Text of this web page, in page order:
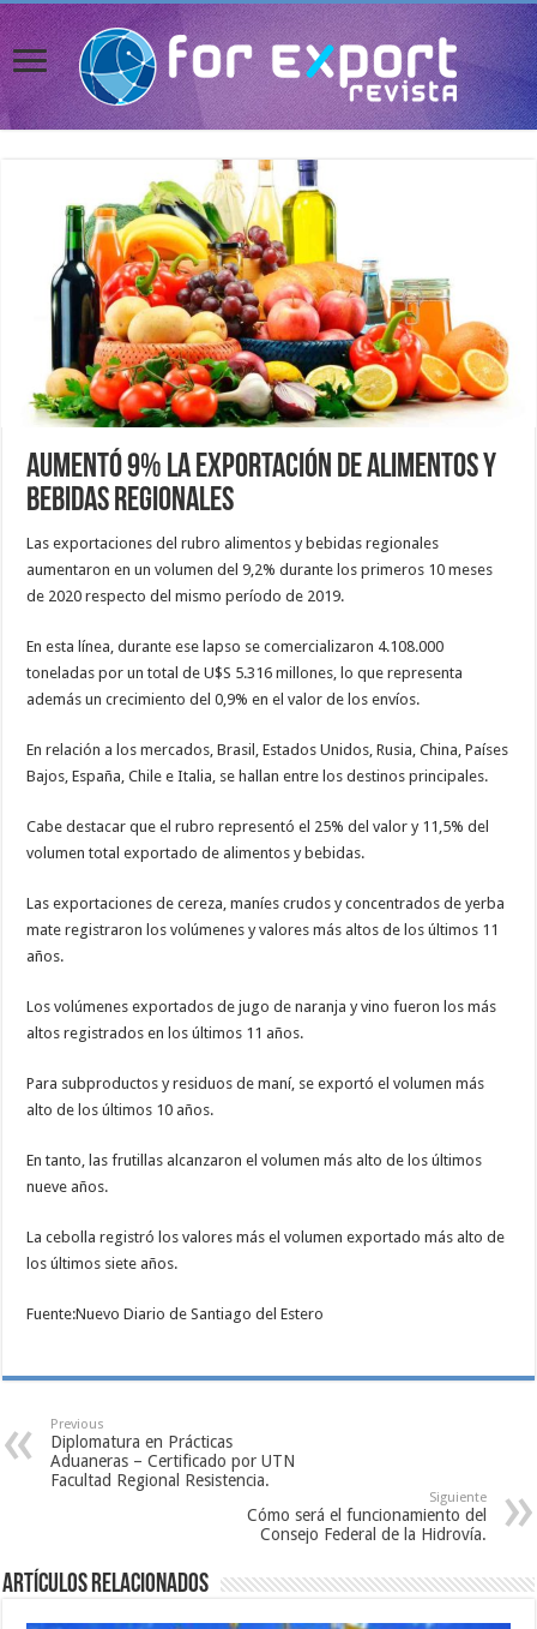
Aumentó 9% la exportación de alimentos y
bebidas regionales
Las exportaciones del rubro alimentos y bebidas regionales
aumentaron en un volumen del 9,2% durante los primeros 10 meses
de 2020 respecto del mismo período de 2019.
En esta línea, durante ese lapso se comercializaron 4.108.000
toneladas por un total de U$S 5.316 millones, lo que representa
además un crecimiento del 0,9% en el valor de los envíos.
En relación a los mercados, Brasil, Estados Unidos, Rusia, China, Países
Bajos, España, Chile e Italia, se hallan entre los destinos principales.
Cabe destacar que el rubro representó el 25% del valor y 11,5% del
volumen total exportado de alimentos y bebidas.
Las exportaciones de cereza, maníes crudos y concentrados de yerba
mate registraron los volúmenes y valores más altos de los últimos 11
años.
Los volúmenes exportados de jugo de naranja y vino fueron los más
altos registrados en los últimos 11 años.
Para subproductos y residuos de maní, se exportó el volumen más
alto de los últimos 10 años.
En tanto, las frutillas alcanzaron el volumen más alto de los últimos
nueve años.
La cebolla registró los valores más el volumen exportado más alto de
los últimos siete años.
Fuente:Nuevo Diario de Santiago del Estero
Previous
Diplomatura en Prácticas
Aduaneras – Certificado por UTN
Facultad Regional Resistencia.
Siguiente
Cómo será el funcionamiento del
Consejo Federal de la Hidrovía.
Artículos relacionados